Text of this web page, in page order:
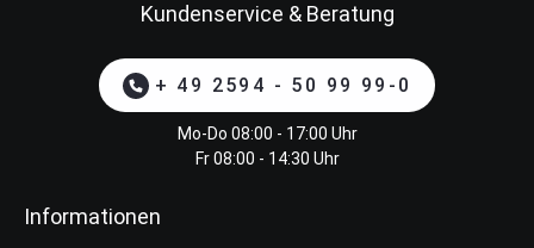
Kundenservice & Beratung
+ 49 2594 - 50 99 99-0
Mo-Do 08:00 - 17:00 Uhr
Fr 08:00 - 14:30 Uhr
Informationen